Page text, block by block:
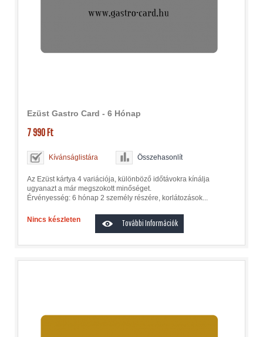
Ezüst Gastro Card - 6 Hónap
7 990 Ft
Kívánságlistára Összehasonlít
Az Ezüst kártya 4 variációja, különböző időtávokra kínálja
ugyanazt a már megszokott minőséget.
Érvényesség: 6 hónap 2 személy részére, korlátozások...
Nincs készleten További Információk